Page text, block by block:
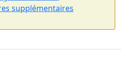
supplémentaires